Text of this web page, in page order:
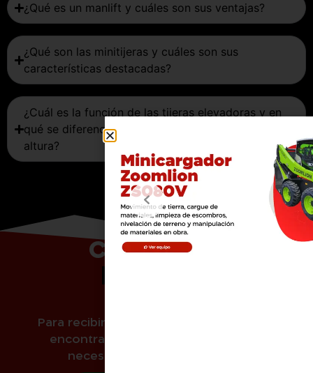
¿Qué es un manlift y cuáles son sus ventajas?
¿Qué son las minitijeras y cuáles son sus
características destacadas?
¿Cuál es la función de las tijeras elevadoras y en
qué se diferencian de otros equipos de trabajo en
altura?
Contáctanos
Para recibir asesoramiento personalizado y
encontrar la solución perfecta para tus
necesidades de trabajo en altura.